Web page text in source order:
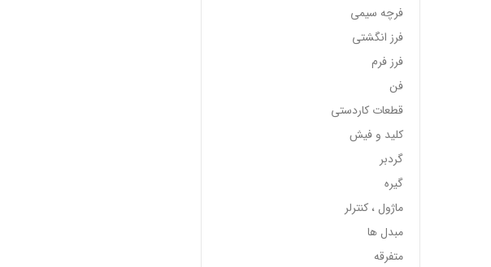
فرچه سیمی
فرز انگشتی
فرز فرم
فن
قطعات کاردستی
کلید و فیش
گردبر
گیره
ماژول ، کنترلر
مبدل ها
متفرقه